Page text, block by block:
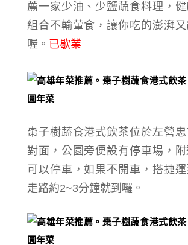
薦一家少油、少鹽蔬食料理，
組合不輸葷食，讓你吃的澎湃
喔。 已歇業
棗子樹蔬食港式飲茶位於左營
對面，公園旁便設有停車場，
可以停車，如果不開車，搭捷
走路約2~3分鐘就到囉。